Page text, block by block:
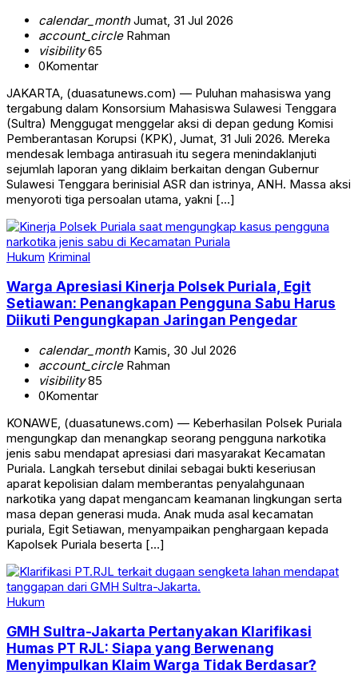
calendar_monthJumat, 31 Jul 2026
account_circleRahman
visibility65
0Komentar
JAKARTA, (duasatunews.com) — Puluhan mahasiswa yang
tergabung dalam Konsorsium Mahasiswa Sulawesi Tenggara
(Sultra) Menggugat menggelar aksi di depan gedung Komisi
Pemberantasan Korupsi (KPK), Jumat, 31 Juli 2026. Mereka
mendesak lembaga antirasuah itu segera menindaklanjuti
sejumlah laporan yang diklaim berkaitan dengan Gubernur
Sulawesi Tenggara berinisial ASR dan istrinya, ANH. Massa aksi
menyoroti tiga persoalan utama, yakni […]
Hukum Kriminal
Warga Apresiasi Kinerja Polsek Puriala, Egit
Setiawan: Penangkapan Pengguna Sabu Harus
Diikuti Pengungkapan Jaringan Pengedar
calendar_monthKamis, 30 Jul 2026
account_circleRahman
visibility85
0Komentar
KONAWE, (duasatunews.com) — Keberhasilan Polsek Puriala
mengungkap dan menangkap seorang pengguna narkotika
jenis sabu mendapat apresiasi dari masyarakat Kecamatan
Puriala. Langkah tersebut dinilai sebagai bukti keseriusan
aparat kepolisian dalam memberantas penyalahgunaan
narkotika yang dapat mengancam keamanan lingkungan serta
masa depan generasi muda. Anak muda asal kecamatan
puriala, Egit Setiawan, menyampaikan penghargaan kepada
Kapolsek Puriala beserta […]
Hukum
GMH Sultra-Jakarta Pertanyakan Klarifikasi
Humas PT RJL: Siapa yang Berwenang
Menyimpulkan Klaim Warga Tidak Berdasar?